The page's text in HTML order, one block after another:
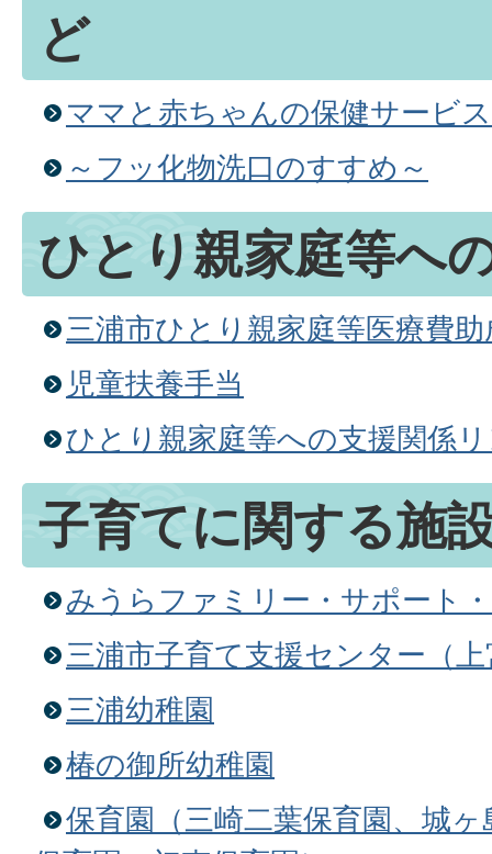
ど
ママと赤ちゃんの保健サービス
～フッ化物洗口のすすめ～
ひとり親家庭等へ
三浦市ひとり親家庭等医療費助
児童扶養手当
ひとり親家庭等への支援関係
子育てに関する施
みうらファミリー・サポート
三浦市子育て支援センター（
三浦幼稚園
椿の御所幼稚園
保育園（三崎二葉保育園、城